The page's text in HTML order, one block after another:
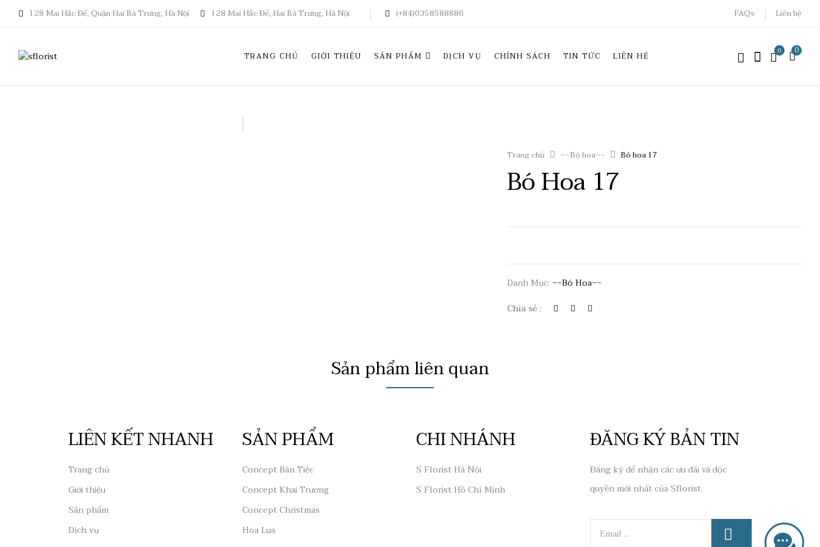
128 Mai Hắc Đế, Quận Hai Bà Trưng, Hà Nội 128 Mai Hắc Đế, Hai Bà Trưng, Hà Nội (+84)0358588886 FAQs Liên hệ
TRANG CHỦ GIỚI THIỆU SẢN PHẨM DỊCH VỤ CHÍNH SÁCH TIN TỨC LIÊN HỆ 0 0
Trang chủ ~~Bó hoa~~ Bó hoa 17
Bó Hoa 17
Danh Mục: ~~Bó Hoa~~
Chia sẻ :
Sản phẩm liên quan
LIÊN KẾT NHANH
Trang chủ
Giới thiệu
Sản phẩm
Dịch vụ
SẢN PHẨM
Concept Bàn Tiệc
Concept Khai Trương
Concept Christmas
Hoa Lụa
CHI NHÁNH
S Florist Hà Nội
S Florist Hồ Chí Minh
ĐĂNG KÝ BẢN TIN
Đăng ký để nhận các ưu đãi và độc
quyền mới nhất của Sflorist.